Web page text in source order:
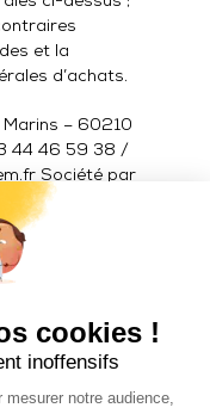
et la
d’achats.
Marins – 60210
3 44 46 59 38 /
Société par
212 075 €
FR96 319 624